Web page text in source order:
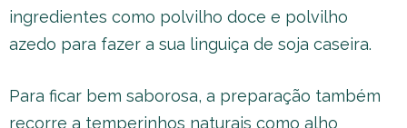
ingredientes como polvilho doce e polvilho
azedo para fazer a sua linguiça de soja caseira.
Para ficar bem saborosa, a preparação também
recorre a temperinhos naturais como alho